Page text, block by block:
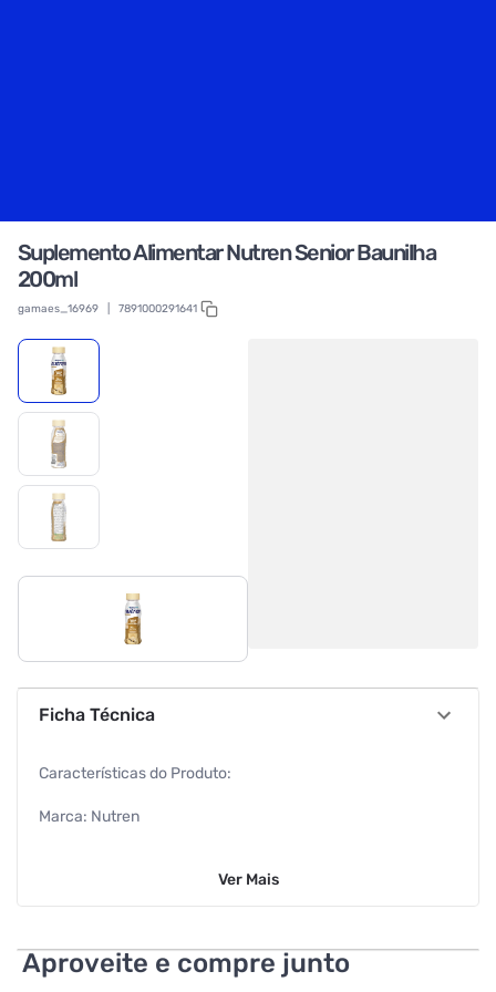
Suplemento Alimentar Nutren Senior Baunilha
200ml
gamaes_16969 7891000291641
Ficha Técnica
Características do Produto:
Marca: Nutren
Linha do Produto: Nutren Senior
Ver Mais
Aproveite e compre junto